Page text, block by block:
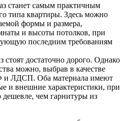
Для квартиры и дома
Кухни на заказ
станет самым практичным
типа квартиры. Здесь можно
формы и размера,
и высоты потолков, при
последним требованиям
стоят достаточно дорого. Однако
можно, выбрав в качестве
и ЛДСП. Оба материала имеют
и внешние характеристики, при
дешевле, чем гарнитуры из